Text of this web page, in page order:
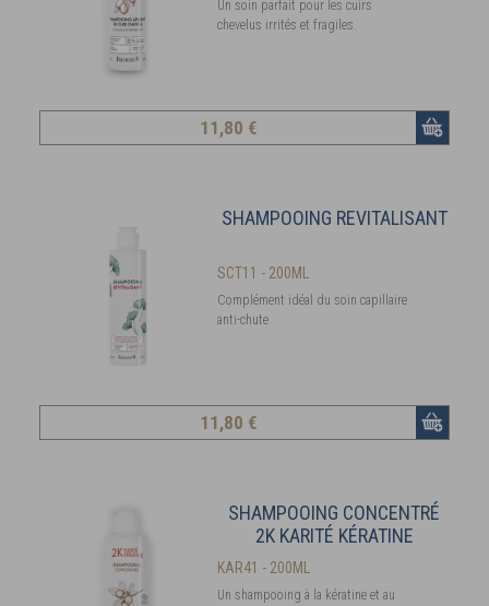
Un soin parfait pour les cuirs
chevelus irrités et fragiles.
11,80 €
SHAMPOOING REVITALISANT
SCT11 - 200ML
Complément idéal du soin capillaire
anti-chute
11,80 €
SHAMPOOING CONCENTRÉ
2K KARITÉ KÉRATINE
KAR41 - 200ML
Un shampooing à la kératine et au